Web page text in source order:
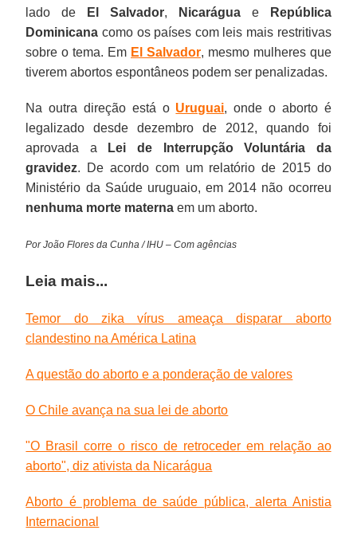
lado de
El Salvador, Nicaráguae
República
Dominicana como os países com leis mais restritivas
sobre o tema. Em El Salvador, mesmo mulheres que
tiverem abortos espontâneos podem ser penalizadas.
Na outra direção está o Uruguai, onde o aborto é
legalizado desde dezembro de 2012, quando foi
aprovada a
Lei de Interrupção Voluntária da
gravidez. De acordo com um relatório de 2015 do
Ministério da Saúde uruguaio, em 2014 não ocorreu
nenhuma morte materna em um aborto.
Por João Flores da Cunha / IHU – Com agências
Leia mais...
Temor do zika vírus ameaça disparar aborto
clandestino na América Latina
A questão do aborto e a ponderação de valores
O Chile avança na sua lei de aborto
"O Brasil corre o risco de retroceder em relação ao
aborto", diz ativista da Nicarágua
Aborto é problema de saúde pública, alerta Anistia
Internacional